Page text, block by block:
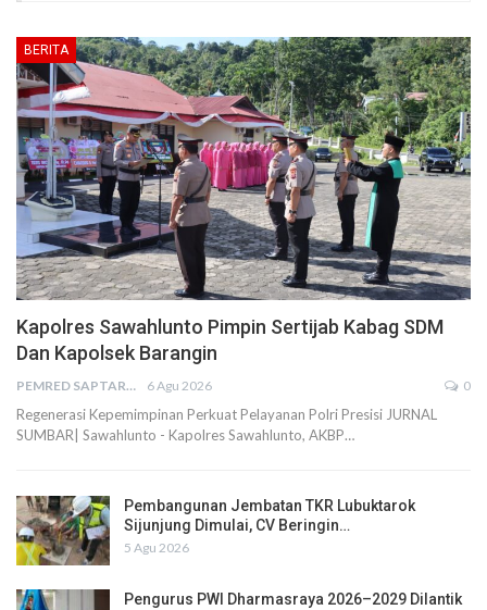
BERITA
Kapolres Sawahlunto Pimpin Sertijab Kabag SDM
Dan Kapolsek Barangin
PEMRED SAPTARIUS 6 Agu 2026 0
Regenerasi Kepemimpinan Perkuat Pelayanan Polri Presisi JURNAL
SUMBAR| Sawahlunto - Kapolres Sawahlunto, AKBP…
Pembangunan Jembatan TKR Lubuktarok
Sijunjung Dimulai, CV Beringin…
5 Agu 2026
Pengurus PWI Dharmasraya 2026–2029 Dilantik